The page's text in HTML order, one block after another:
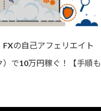
FXの自己アフェリエイト
）で10万円稼ぐ！【手順も